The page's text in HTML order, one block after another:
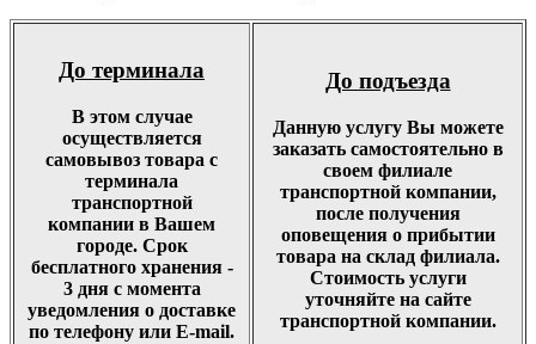
До терминала
В этом случае
осуществляется
самовывоз товара с
терминала
транспортной
компании в Вашем
городе. Срок
бесплатного хранения -
3 дня с момента
уведомления о доставке
по телефону или E-mail.
До подъезда
Данную услугу Вы можете
заказать самостоятельно в
своем филиале
транспортной компании,
после получения
оповещения о прибытии
товара на склад филиала.
Стоимость услуги
уточняйте на сайте
транспортной компании.